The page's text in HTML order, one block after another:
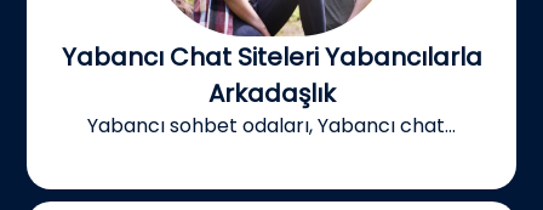
Yabancı Chat Siteleri Yabancılarla
Arkadaşlık
Yabancı sohbet odaları, Yabancı chat...